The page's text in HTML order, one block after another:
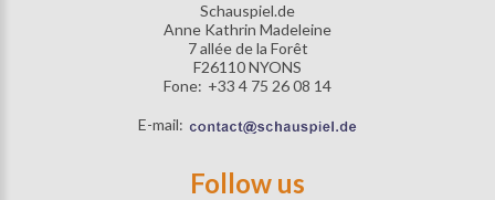
Schauspiel.de
Anne Kathrin Madeleine
7 allée de la Forêt
F26110 NYONS
Fone: +33 4 75 26 08 14
E-mail:
Follow us